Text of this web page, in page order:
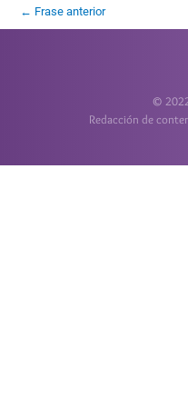
← Frase anterior
©
Redacción de